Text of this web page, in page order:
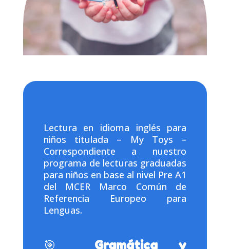
Lectura en idioma inglés para
niños titulada – My Toys –
Correspondiente a nuestro
programa de lecturas graduadas
para niños en base al nivel Pre A1
del MCER Marco Común de
Referencia Europeo para
Lenguas.
🎯 Gramática y